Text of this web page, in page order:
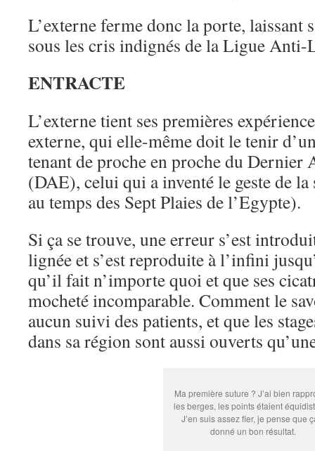
L’externe ferme donc la porte, laissant
sous les cris indignés de la Ligue Anti-
ENTRACTE
L’externe tient ses premières
externe, qui elle-même doit le tenir
tenant de proche en proche du Dernier
(DAE), celui qui a inventé le geste de
au temps des Sept Plaies de l’Egypte).
Si ça se trouve, une erreur s’est
lignée et s’est reproduite à l’infini
qu’il fait n’importe quoi et que ses
mocheté incomparable. Comment le
aucun suivi des patients, et que les
dans sa région sont aussi ouverts
Ma première suture ? J’ai bien
les berges, les points étaient
J’en suis assez fier, je pense que
donné un bon résultat.